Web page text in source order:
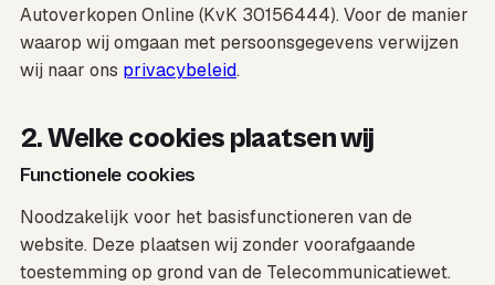
Autoverkopen Online (KvK 30156444). Voor de manier
waarop wij omgaan met persoonsgegevens verwijzen
wij naar ons privacybeleid.
2. Welke cookies plaatsen wij
Functionele cookies
Noodzakelijk voor het basisfunctioneren van de
website. Deze plaatsen wij zonder voorafgaande
toestemming op grond van de Telecommunicatiewet.